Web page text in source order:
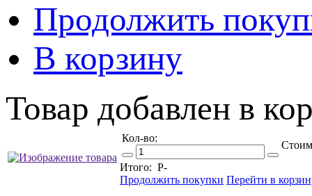
Продолжить
В корзину
Товар добавлен в
Кол-во:
Итого: Р-
Продолжить покупки Перейти в